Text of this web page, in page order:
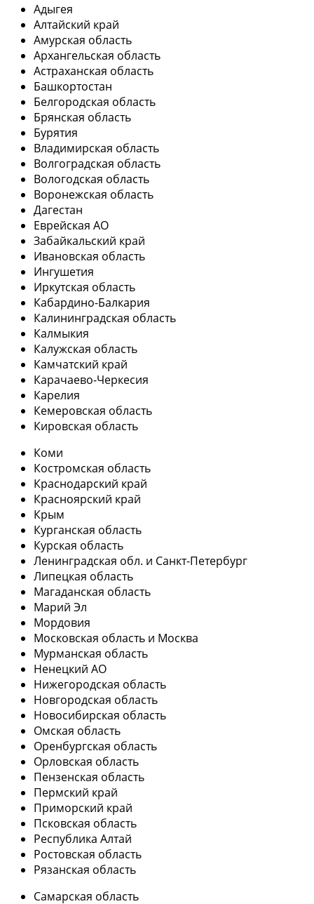
Адыгея
Алтайский край
Амурская область
Архангельская область
Астраханская область
Башкортостан
Белгородская область
Брянская область
Бурятия
Владимирская область
Волгоградская область
Вологодская область
Воронежская область
Дагестан
Еврейская АО
Забайкальский край
Ивановская область
Ингушетия
Иркутская область
Кабардино-Балкария
Калининградская область
Калмыкия
Калужская область
Камчатский край
Карачаево-Черкесия
Карелия
Кемеровская область
Кировская область
Коми
Костромская область
Краснодарский край
Красноярский край
Крым
Курганская область
Курская область
Ленинградская обл. и Санкт-Петербург
Липецкая область
Магаданская область
Марий Эл
Мордовия
Московская область и Москва
Мурманская область
Ненецкий АО
Нижегородская область
Новгородская область
Новосибирская область
Омская область
Оренбургская область
Орловская область
Пензенская область
Пермский край
Приморский край
Псковская область
Республика Алтай
Ростовская область
Рязанская область
Самарская область